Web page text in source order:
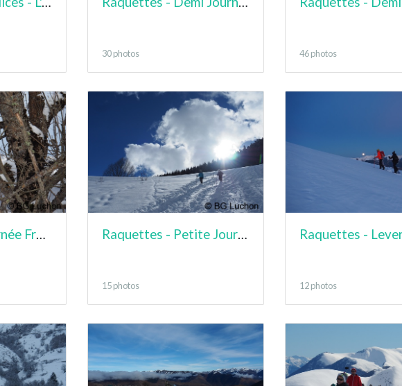
30 photos 46 photos
Raquettes - Journée France - Formation Autonomie Raquettes - Petite Journée - Bourg d'Oueil
15 photos 12 photos